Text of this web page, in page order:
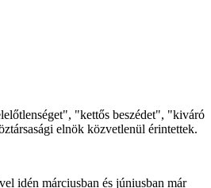
"kettős beszédet", "kiváró
elnök közvetlenül érintettek.
idén márciusban és júniusban már